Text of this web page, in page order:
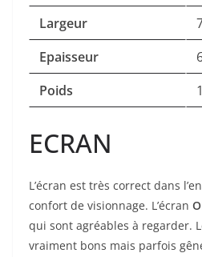
Largeur
Epaisseur
Poids
ECRAN
L’écran est très correct dans
confort de visionnage. L’écran
qui sont agréables à regarder.
vraiment bons mais parfois